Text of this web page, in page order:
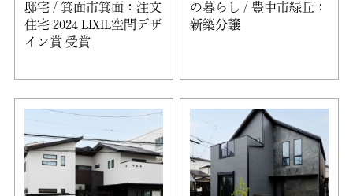
邸宅 / 箕面市箕面：注文
住宅 2024 LIXIL空間デザ
イン賞 受賞
の暮らし / 豊中市緑丘：
新築分譲